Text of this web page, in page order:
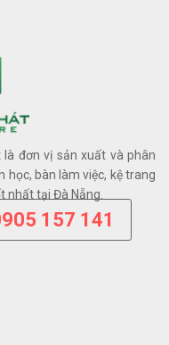
là đơn vị sản xuất và phân
học, bàn làm việc, kệ trang
nhất tại Đà Nẵng.
157 141